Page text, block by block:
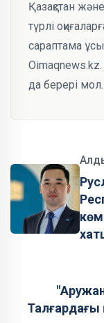
Қазақстан
түрлі
сараптама
да берері мол.